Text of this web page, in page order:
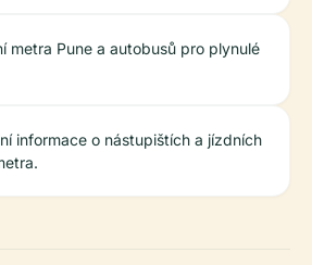
metra Pune a autobusů pro plynulé
informace o nástupištích a jízdních